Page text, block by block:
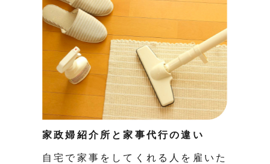
家政婦紹介所と家事代行の違い
自宅で家事をしてくれる人を雇いた